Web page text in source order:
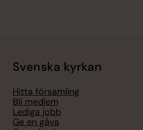
Svenska kyrkan
Hitta församling
Bli medlem
Lediga jobb
Ge en gåva